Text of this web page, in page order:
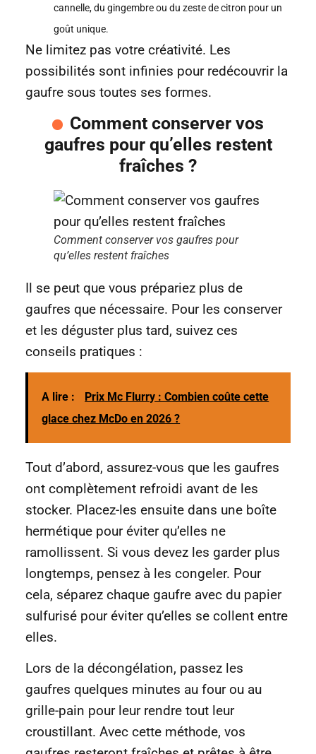
cannelle, du gingembre ou du zeste de citron pour un
goût unique.
Ne limitez pas votre créativité. Les
possibilités sont infinies pour redécouvrir la
gaufre sous toutes ses formes.
Comment conserver vos
gaufres pour qu’elles restent
fraîches ?
Comment conserver vos gaufres pour
qu’elles restent fraîches
Il se peut que vous prépariez plus de
gaufres que nécessaire. Pour les conserver
et les déguster plus tard, suivez ces
conseils pratiques :
A lire :
Prix Mc Flurry : Combien coûte cette
glace chez McDo en 2026 ?
Tout d’abord, assurez-vous que les gaufres
ont complètement refroidi avant de les
stocker. Placez-les ensuite dans une boîte
hermétique pour éviter qu’elles ne
ramollissent. Si vous devez les garder plus
longtemps, pensez à les congeler. Pour
cela, séparez chaque gaufre avec du papier
sulfurisé pour éviter qu’elles se collent entre
elles.
Lors de la décongélation, passez les
gaufres quelques minutes au four ou au
grille-pain pour leur rendre tout leur
croustillant. Avec cette méthode, vos